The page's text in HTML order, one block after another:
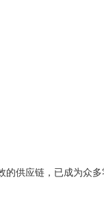
供应链，已成为众